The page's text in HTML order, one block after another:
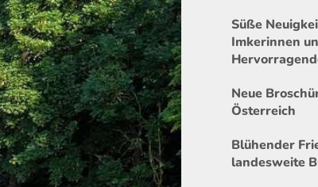
Süße
Imkerinnen
Neue
Österreich
Blühender
landesweite